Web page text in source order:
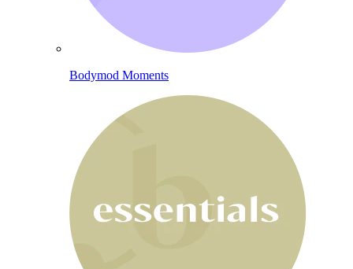
Bodymod Moments